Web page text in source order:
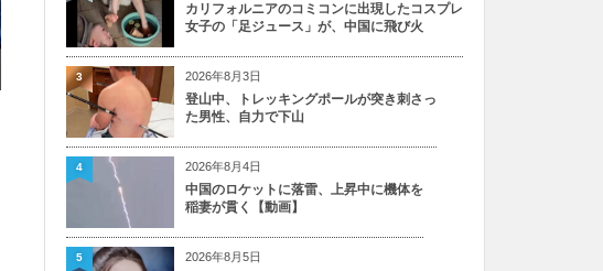
カリフォルニアのコミコンに出現したコスプレ
女子の「足ジュース」が、中国に飛び火
2026年8月3日
登山中、トレッキングポールが突き刺さっ
た男性、自力で下山
3
2026年8月4日
中国のロケットに落雷、上昇中に機体を
稲妻が貫く【動画】
4
2026年8月5日
5